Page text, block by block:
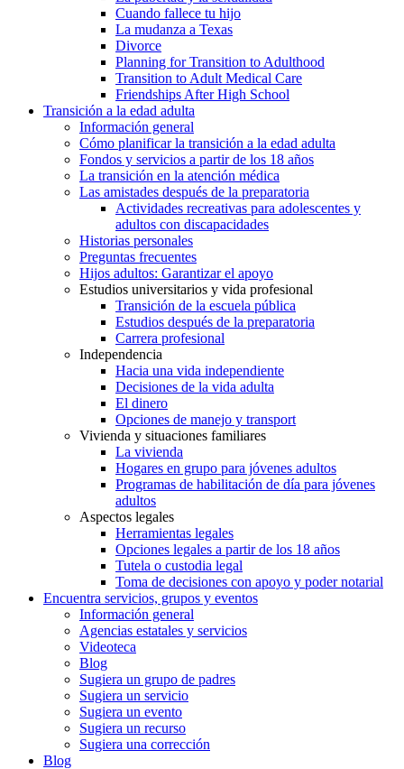
Cuando fallece tu hijo
La mudanza a Texas
Divorce
Planning for Transition to Adulthood
Transition to Adult Medical Care
Friendships After High School
Transición a la edad adulta
Información general
Cómo planificar la transición a la edad adulta
Fondos y servicios a partir de los 18 años
La transición en la atención médica
Las amistades después de la preparatoria
Actividades recreativas para adolescentes y
adultos con discapacidades
Historias personales
Preguntas frecuentes
Hijos adultos: Garantizar el apoyo
Estudios universitarios y vida profesional
Transición de la escuela pública
Estudios después de la preparatoria
Carrera profesional
Independencia
Hacia una vida independiente
Decisiones de la vida adulta
El dinero
Opciones de manejo y transport
Vivienda y situaciones familiares
La vivienda
Hogares en grupo para jóvenes adultos
Programas de habilitación de día para jóvenes
adultos
Aspectos legales
Herramientas legales
Opciones legales a partir de los 18 años
Tutela o custodia legal
Toma de decisiones con apoyo y poder notarial
Encuentra servicios, grupos y eventos
Información general
Agencias estatales y servicios
Videoteca
Blog
Sugiera un grupo de padres
Sugiera un servicio
Sugiera un evento
Sugiera un recurso
Sugiera una corrección
Blog